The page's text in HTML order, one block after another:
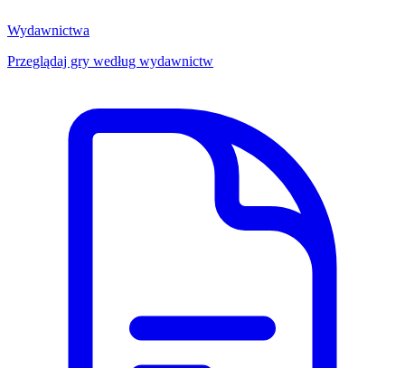
Wydawnictwa
Przeglądaj gry według wydawnictw